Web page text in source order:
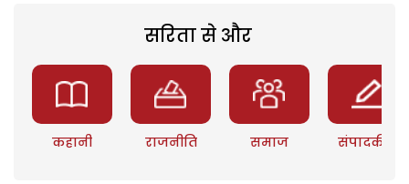
सरिता से और
कहानी राजनीति समाज संपादकीय